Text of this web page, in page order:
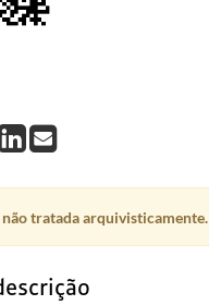
tratada arquivisticamente.